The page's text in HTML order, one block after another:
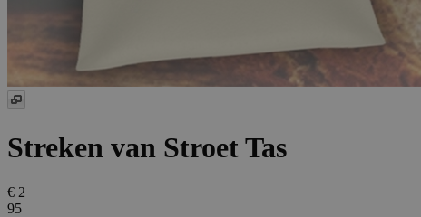
Streken van Stroet Tas
€ 2
95